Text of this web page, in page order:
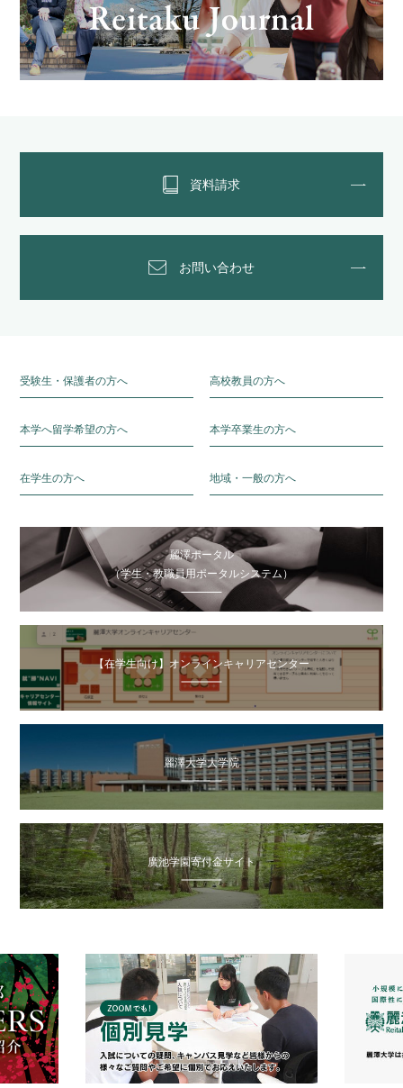
資料請求
お問い合わせ
受験生・保護者の方へ 高校教員の方へ
本学へ留学希望の方へ 本学卒業生の方へ
在学生の方へ 地域・一般の方へ
麗澤ポータル
（学生・教職員用ポータルシステム）
【在学生向け】オンラインキャリアセンター
麗澤大学大学院
廣池学園寄付金サイト